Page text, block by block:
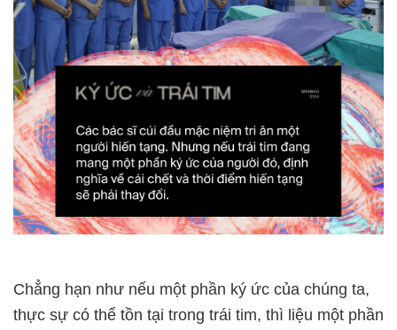
Chẳng hạn như nếu một phần ký ức của chúng ta,
thực sự có thể tồn tại trong trái tim, thì liệu một phần